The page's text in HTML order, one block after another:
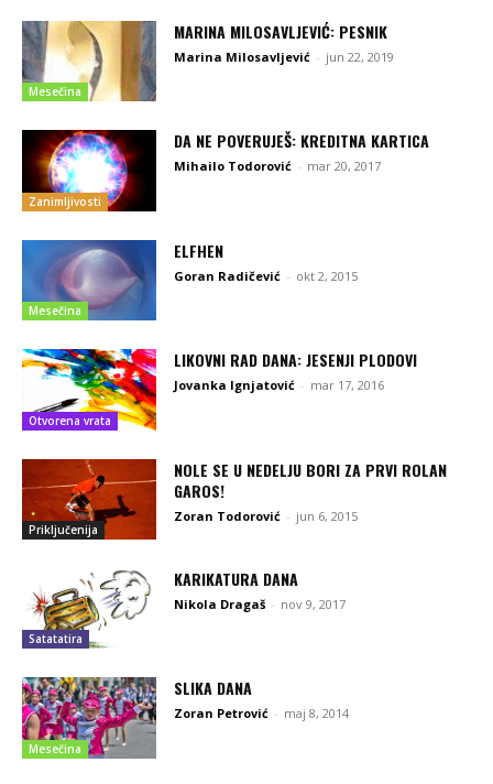
Mesečina
MARINA MILOSAVLJEVIĆ: PESNIK
Marina Milosavljević - jun 22, 2019
Zanimljivosti
DA NE POVERUJEŠ: KREDITNA KARTICA
Mihailo Todorović - mar 20, 2017
Mesečina
ELFHEN
Goran Radičević - okt 2, 2015
Otvorena vrata
LIKOVNI RAD DANA: JESENJI PLODOVI
Jovanka Ignjatović - mar 17, 2016
Priključenija
NOLE SE U NEDELJU BORI ZA PRVI ROLAN
GAROS!
Zoran Todorović - jun 6, 2015
Satatatira
KARIKATURA DANA
Nikola Dragaš - nov 9, 2017
Mesečina
SLIKA DANA
Zoran Petrović - maj 8, 2014